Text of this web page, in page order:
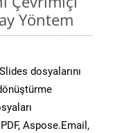
Yöntem
dosyalarını
Aspose.Email,